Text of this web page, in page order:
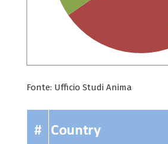
Fonte: Ufficio Studi Anima